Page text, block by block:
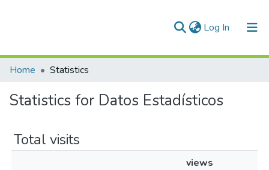
Log In (current)
Communities & Collections
All of DSpace
Home Statistics
Statistics for Datos Estadísticos
Total visits
views